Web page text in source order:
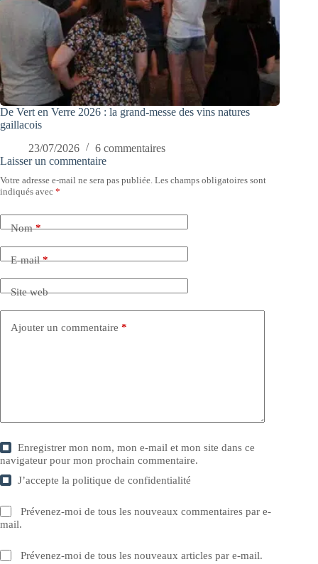
De Vert en Verre 2026 : la grand-messe des vins natures
gaillacois
23/07/2026
6 commentaires
Laisser un commentaire
Votre adresse e-mail ne sera pas publiée. Les champs obligatoires sont
indiqués avec *
Nom*
E-mail*
Site web
Ajouter un commentaire *
Enregistrer mon nom, mon e-mail et mon site dans ce
navigateur pour mon prochain commentaire.
J’accepte lapolitique de confidentialité
Prévenez-moi de tous les nouveaux commentaires par e-
mail.
Prévenez-moi de tous les nouveaux articles par e-mail.